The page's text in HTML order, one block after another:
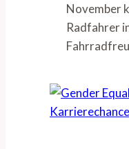
November
Radfahrer